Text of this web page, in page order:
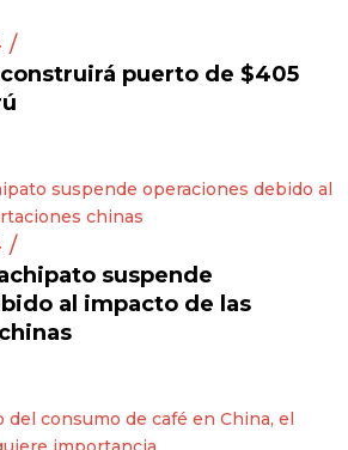
/
puerto de $405
/
suspende
al impacto de las